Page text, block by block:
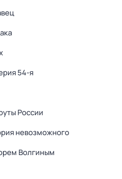
54-я
России
невозможного
Волгиным